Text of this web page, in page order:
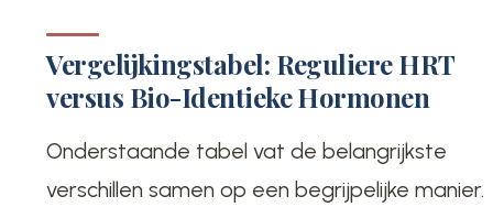
Vergelijkingstabel: Reguliere HRT
versus Bio-Identieke Hormonen
Onderstaande tabel vat de belangrijkste
verschillen samen op een begrijpelijke manier.